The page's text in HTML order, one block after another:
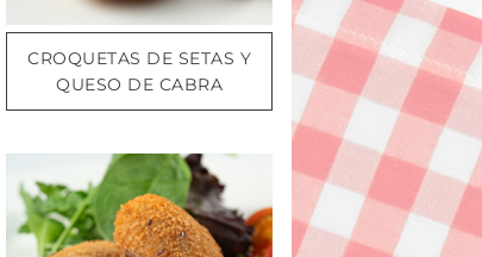
CROQUETAS DE SETAS Y
QUESO DE CABRA